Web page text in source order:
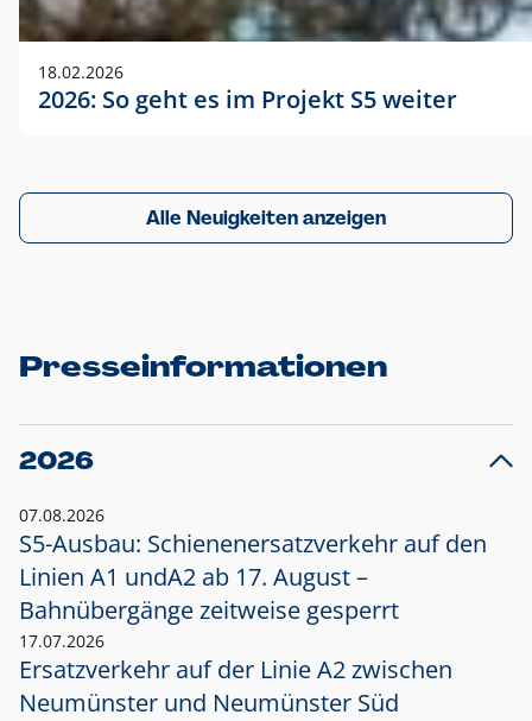
18.02.2026
2026: So geht es im Projekt S5 weiter
Alle Neuigkeiten anzeigen
Presseinformationen
2026
07.08.2026
S5-Ausbau: Schienenersatzverkehr auf den
Linien A1 undA2 ab 17. August –
Bahnübergänge zeitweise gesperrt
17.07.2026
Ersatzverkehr auf der Linie A2 zwischen
Neumünster und Neumünster Süd